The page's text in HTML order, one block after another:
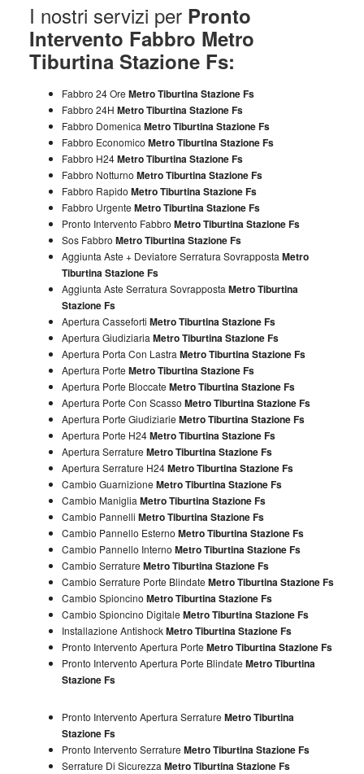
I nostri servizi per Pronto
Intervento Fabbro Metro
Tiburtina Stazione Fs:
Fabbro 24 Ore Metro Tiburtina Stazione Fs
Fabbro 24H Metro Tiburtina Stazione Fs
Fabbro Domenica Metro Tiburtina Stazione Fs
Fabbro Economico Metro Tiburtina Stazione Fs
Fabbro H24Metro Tiburtina Stazione Fs
Fabbro Notturno Metro Tiburtina Stazione Fs
Fabbro Rapido Metro Tiburtina Stazione Fs
Fabbro Urgente Metro Tiburtina Stazione Fs
Pronto Intervento Fabbro Metro Tiburtina Stazione Fs
Sos Fabbro Metro Tiburtina Stazione Fs
Aggiunta Aste + Deviatore Serratura Sovrapposta Metro
Tiburtina Stazione Fs
Aggiunta Aste Serratura Sovrapposta Metro Tiburtina
Stazione Fs
Apertura Casseforti Metro Tiburtina Stazione Fs
Apertura Giudiziaria Metro Tiburtina Stazione Fs
Apertura Porta Con Lastra Metro Tiburtina Stazione Fs
Apertura Porte Metro Tiburtina Stazione Fs
Apertura Porte Bloccate Metro Tiburtina Stazione Fs
Apertura Porte Con Scasso Metro Tiburtina Stazione Fs
Apertura Porte Giudiziarie Metro Tiburtina Stazione Fs
Apertura Porte H24Metro Tiburtina Stazione Fs
Apertura Serrature Metro Tiburtina Stazione Fs
Apertura Serrature H24Metro Tiburtina Stazione Fs
Cambio Guarnizione Metro Tiburtina Stazione Fs
Cambio Maniglia Metro Tiburtina Stazione Fs
Cambio Pannelli Metro Tiburtina Stazione Fs
Cambio Pannello Esterno Metro Tiburtina Stazione Fs
Cambio Pannello Interno Metro Tiburtina Stazione Fs
Cambio Serrature Metro Tiburtina Stazione Fs
Cambio Serrature Porte Blindate Metro Tiburtina Stazione Fs
Cambio Spioncino Metro Tiburtina Stazione Fs
Cambio Spioncino Digitale Metro Tiburtina Stazione Fs
Installazione AntishockMetro Tiburtina Stazione Fs
Pronto Intervento Apertura Porte Metro Tiburtina Stazione Fs
Pronto Intervento Apertura Porte Blindate Metro Tiburtina
Stazione Fs
Pronto Intervento Apertura Serrature Metro Tiburtina
Stazione Fs
Pronto Intervento Serrature Metro Tiburtina Stazione Fs
Serrature Di Sicurezza Metro Tiburtina Stazione Fs